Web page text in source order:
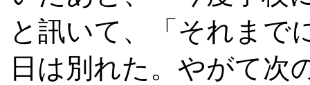
と訊いて、「それまで
日は別れた。やがて次